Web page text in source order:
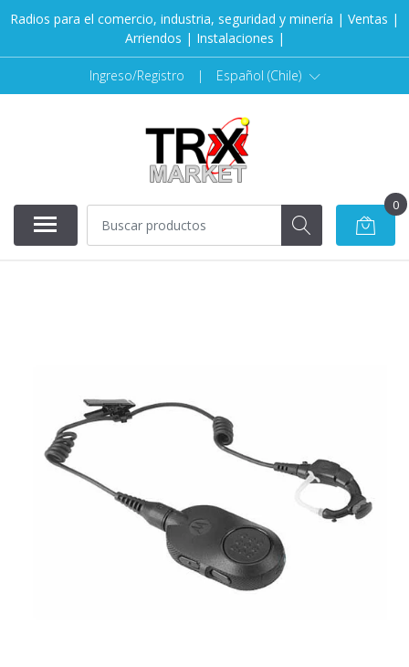
Radios para el comercio, industria, seguridad y minería | Ventas |
Arriendos | Instalaciones |
Ingreso/Registro | Español (Chile)
0